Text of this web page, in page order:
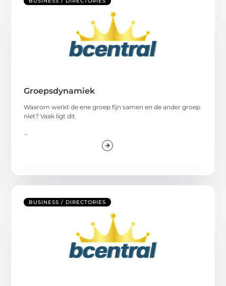
Groepsdynamiek
Waarom werkt de ene groep fijn samen en de ander groep
niet? Vaak ligt dit
BUSINESS / DIRECTORIES